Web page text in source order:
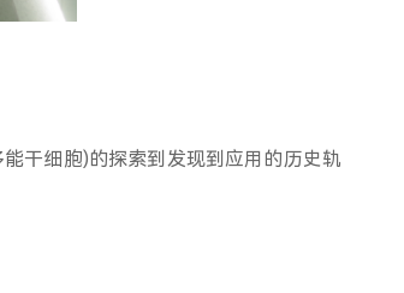
干细胞)的探索到发现到应用的历史轨